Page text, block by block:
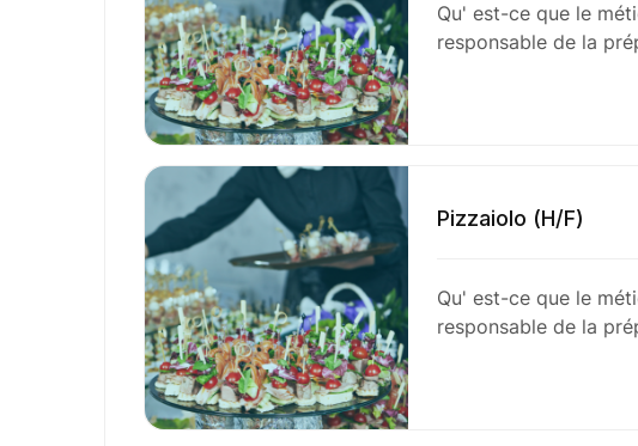
Qu' est-ce que le
responsable de la
Pizzaiolo (H/F)
Qu' est-ce que le
responsable de la